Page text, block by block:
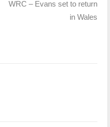
WRC – Evans set to return
in Wales